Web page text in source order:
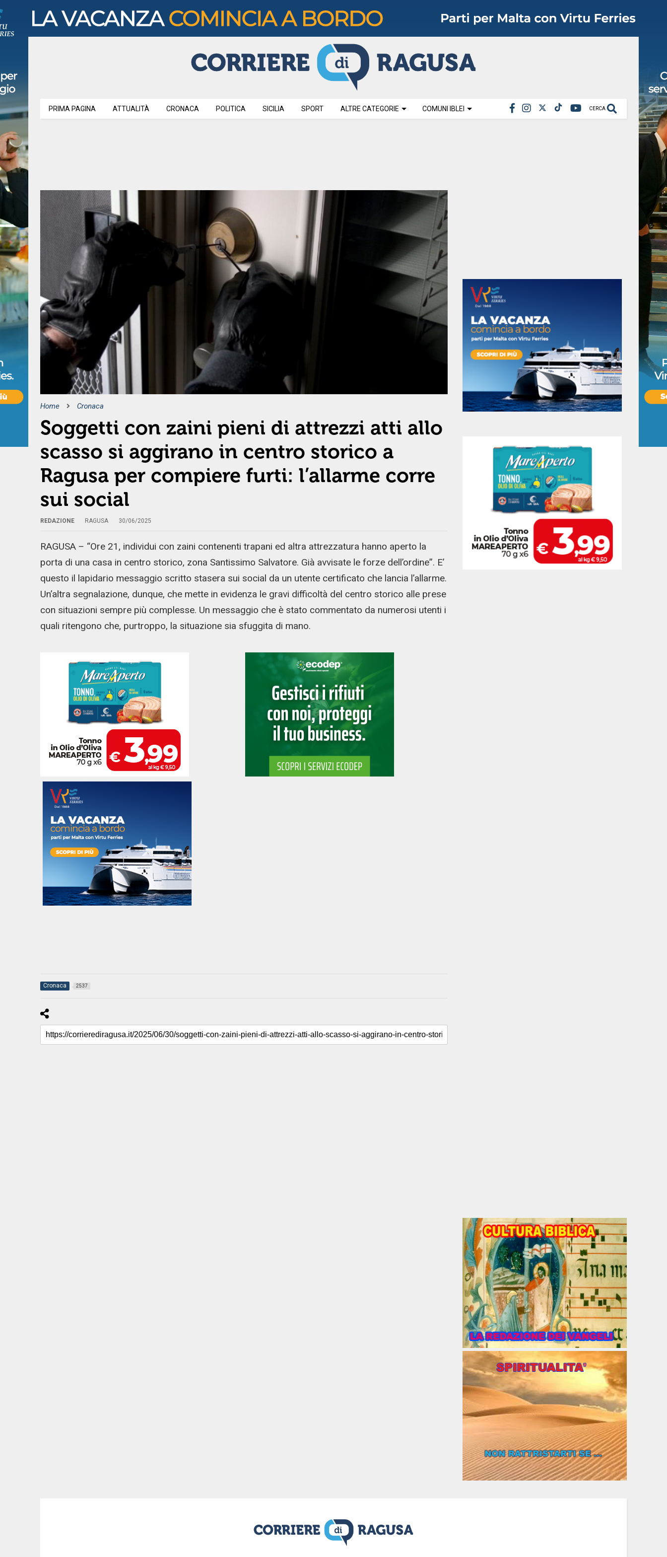
CERCA
PRIMA PAGINA ATTUALITÀ CRONACA POLITICA SICILIA SPORT ALTRE CATEGORIE COMUNI IBLEI
Home Cronaca
Soggetti con zaini pieni di attrezzi atti allo
scasso si aggirano in centro storico a
Ragusa per compiere furti: l’allarme corre
sui social
REDAZIONE RAGUSA 30/06/2025
RAGUSA – “Ore 21, individui con zaini contenenti trapani ed altra attrezzatura hanno aperto la
porta di una casa in centro storico, zona Santissimo Salvatore. Già avvisate le forze dell’ordine”. E’
questo il lapidario messaggio scritto stasera sui social da un utente certificato che lancia l’allarme.
Un’altra segnalazione, dunque, che mette in evidenza le gravi difficoltà del centro storico alle prese
con situazioni sempre più complesse. Un messaggio che è stato commentato da numerosi utenti i
quali ritengono che, purtroppo, la situazione sia sfuggita di mano.
Cronaca 2537